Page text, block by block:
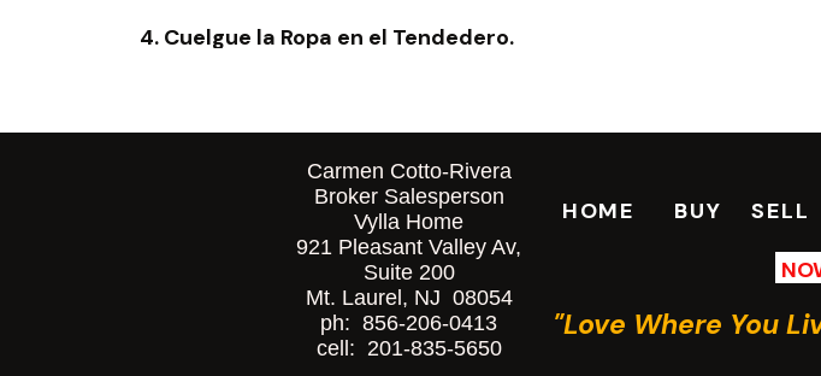
4. Cuelgue la Ropa en el Tendedero.
tendedero plegable en lugar de en la secadora. ¡Su ropa, su factura
públicos y el medio ambiente se lo agradecerán!
Esto puede ayudarlo a reducir la cantidad de cargas que coloca en
semana, lo que se traduce en menos consumo de electricidad.
SELL
BUY
HOME
Carmen Cotto-Rivera
Broker Salesperson
Vylla Home
921 Pleasant Valley Av,
Suite 200
Mt. Laurel, NJ 08054
ph: 856-206-0413
cell: 201-835-5650
"Love Where You